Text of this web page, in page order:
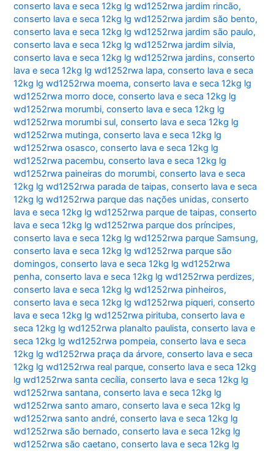
conserto lava e seca 12kg lg wd1252rwa jardim rincão,
conserto lava e seca 12kg lg wd1252rwa jardim são bento,
conserto lava e seca 12kg lg wd1252rwa jardim são paulo,
conserto lava e seca 12kg lg wd1252rwa jardim silvia,
conserto lava e seca 12kg lg wd1252rwa jardins,conserto
lava e seca 12kg lg wd1252rwa lapa,conserto lava e seca
12kg lg wd1252rwa moema,conserto lava e seca 12kg lg
wd1252rwa morro doce,conserto lava e seca 12kg lg
wd1252rwa morumbi,conserto lava e seca 12kg lg
wd1252rwa morumbi sul,conserto lava e seca 12kg lg
wd1252rwa mutinga,conserto lava e seca 12kg lg
wd1252rwa osasco,conserto lava e seca 12kg lg
wd1252rwa pacembu,conserto lava e seca 12kg lg
wd1252rwa paineiras do morumbi,conserto lava e seca
12kg lg wd1252rwa parada de taipas,conserto lava e seca
12kg lg wd1252rwa parque das nações unidas,conserto
lava e seca 12kg lg wd1252rwa parque de taipas,conserto
lava e seca 12kg lg wd1252rwa parque dos príncipes,
conserto lava e seca 12kg lg wd1252rwa parque Samsung,
conserto lava e seca 12kg lg wd1252rwa parque são
domingos,conserto lava e seca 12kg lg wd1252rwa
penha,conserto lava e seca 12kg lg wd1252rwa perdizes,
conserto lava e seca 12kg lg wd1252rwa pinheiros,
conserto lava e seca 12kg lg wd1252rwa piqueri,conserto
lava e seca 12kg lg wd1252rwa pirituba,conserto lava e
seca 12kg lg wd1252rwa planalto paulista,conserto lava e
seca 12kg lg wd1252rwa pompeia,conserto lava e seca
12kg lg wd1252rwa praça da árvore,conserto lava e seca
12kg lg wd1252rwa real parque,conserto lava e seca 12kg
lg wd1252rwa santa cecília,conserto lava e seca 12kg lg
wd1252rwa santana,conserto lava e seca 12kg lg
wd1252rwa santo amaro,conserto lava e seca 12kg lg
wd1252rwa santo andré,conserto lava e seca 12kg lg
wd1252rwa são bernado,conserto lava e seca 12kg lg
wd1252rwa são caetano,conserto lava e seca 12kg lg